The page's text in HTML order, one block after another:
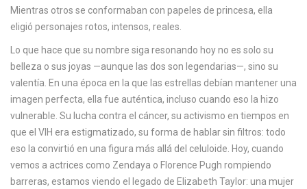
Mientras otros se conformaban con papeles de princesa, ella
eligió personajes rotos, intensos, reales.
Lo que hace que su nombre siga resonando hoy no es solo su
belleza o sus joyas —aunque las dos son legendarias—, sino su
valentía. En una época en la que las estrellas debían mantener una
imagen perfecta, ella fue auténtica, incluso cuando eso la hizo
vulnerable. Su lucha contra el cáncer, su activismo en tiempos en
que el VIH era estigmatizado, su forma de hablar sin filtros: todo
eso la convirtió en una figura más allá del celuloide. Hoy, cuando
vemos a actrices como Zendaya o Florence Pugh rompiendo
barreras, estamos viendo el legado de Elizabeth Taylor: una mujer